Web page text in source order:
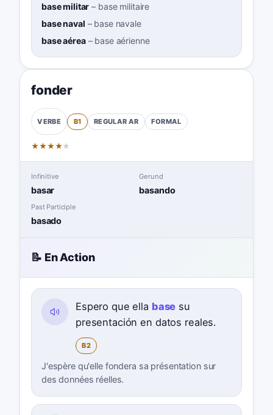
base militar – base militaire
base naval – base navale
base aérea– base aérienne
fonder
VERBE B1 REGULAR AR FORMAL
★★★★★
Infinitive
basar
Gerund
basando
Past Participle
basado
📝 En Action
Espero que ella base su
presentación en datos reales.
B2
J'espère qu'elle fondera sa présentation sur
des données réelles.